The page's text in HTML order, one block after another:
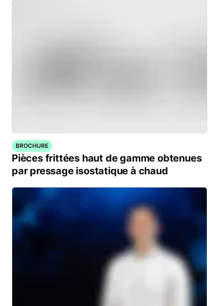
BROCHURE
Pièces frittées haut de gamme obtenues
par pressage isostatique à chaud